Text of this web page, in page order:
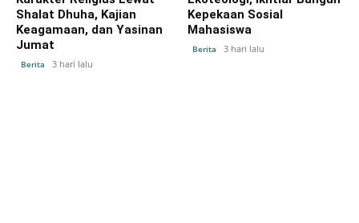
Shalat Dhuha, Kajian
Keagamaan, dan Yasinan
Jumat
Berita 3 hari lalu
Kepekaan Sosial
Mahasiswa
Berita 3 hari lalu